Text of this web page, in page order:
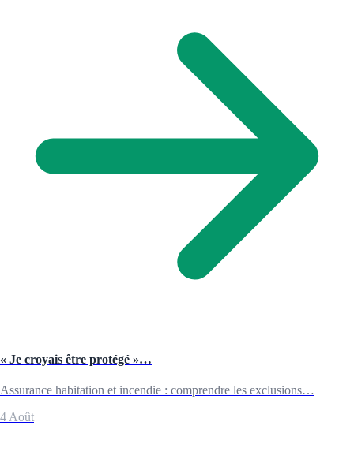
« Je croyais être protégé »…
Assurance habitation et incendie : comprendre les exclusions…
4 Août